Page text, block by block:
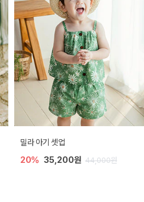
밀라 아기 셋업
20% 35,200원 44,000원